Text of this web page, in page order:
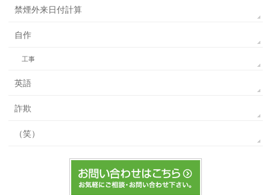
禁煙外来日付計算
自作
工事
英語
詐欺
（笑）